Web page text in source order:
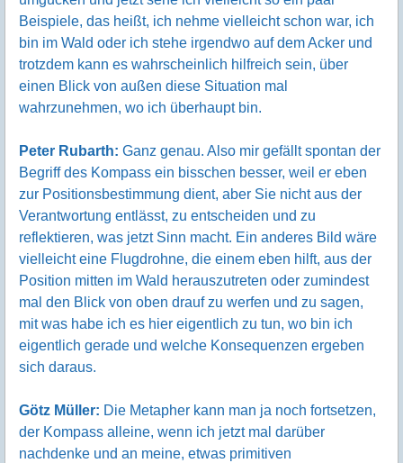
Beispiele, das heißt, ich nehme vielleicht schon war, ich
bin im Wald oder ich stehe irgendwo auf dem Acker und
trotzdem kann es wahrscheinlich hilfreich sein, über
einen Blick von außen diese Situation mal
wahrzunehmen, wo ich überhaupt bin.
Peter Rubarth: Ganz genau. Also mir gefällt spontan der
Begriff des Kompass ein bisschen besser, weil er eben
zur Positionsbestimmung dient, aber Sie nicht aus der
Verantwortung entlässt, zu entscheiden und zu
reflektieren, was jetzt Sinn macht. Ein anderes Bild wäre
vielleicht eine Flugdrohne, die einem eben hilft, aus der
Position mitten im Wald herauszutreten oder zumindest
mal den Blick von oben drauf zu werfen und zu sagen,
mit was habe ich es hier eigentlich zu tun, wo bin ich
eigentlich gerade und welche Konsequenzen ergeben
sich daraus.
Götz Müller: Die Metapher kann man ja noch fortsetzen,
der Kompass alleine, wenn ich jetzt mal darüber
nachdenke und an meine, etwas primitiven